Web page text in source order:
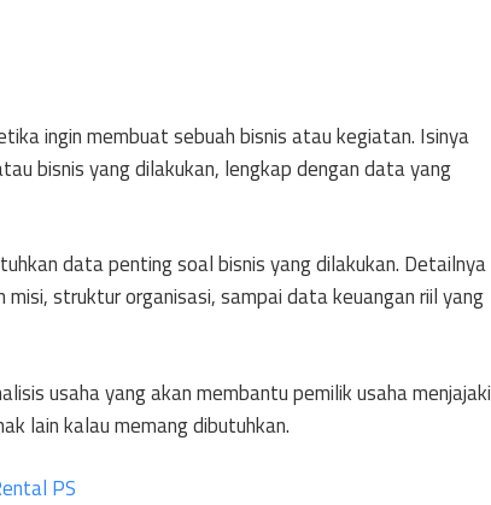
ingin membuat sebuah bisnis atau kegiatan. Isinya
bisnis yang dilakukan, lengkap dengan data yang
data penting soal bisnis yang dilakukan. Detailnya
misi, struktur organisasi, sampai data keuangan riil yang
usaha yang akan membantu pemilik usaha menjajaki
lain kalau memang dibutuhkan.
PS